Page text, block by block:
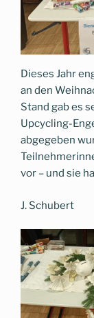
Dieses Jahr
an den
Stand gab es
Upcycling-
abgegeben
vor – und sie
J. Schubert